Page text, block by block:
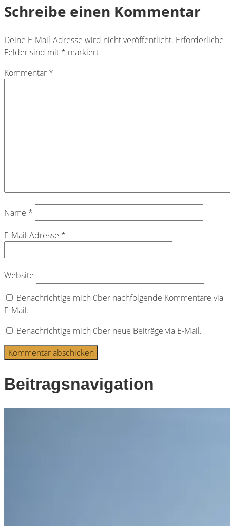
Schreibe einen Kommentar
Deine E-Mail-Adresse wird nicht veröffentlicht. Erforderliche
Felder sind mit * markiert
Kommentar *
Name *
E-Mail-Adresse *
Website
Benachrichtige mich über nachfolgende Kommentare via
E-Mail.
Benachrichtige mich über neue Beiträge via E-Mail.
Beitragsnavigation